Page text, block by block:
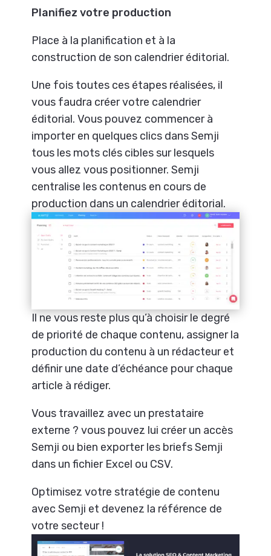
Planifiez votre production
Place à la planification et à la
construction de son calendrier éditorial.
Une fois toutes ces étapes réalisées, il
vous faudra créer votre calendrier
éditorial. Vous pouvez commencer à
importer en quelques clics dans Semji
tous les mots clés cibles sur lesquels
vous allez vous positionner. Semji
centralise les contenus en cours de
production dans un calendrier éditorial.
Il ne vous reste plus qu’à choisir le degré
de priorité de chaque contenu, assigner la
production du contenu à un rédacteur et
définir une date d’échéance pour chaque
article à rédiger.
Vous travaillez avec un prestataire
externe ? vous pouvez lui créer un accès
Semji ou bien exporter les briefs Semji
dans un fichier Excel ou CSV.
Optimisez votre stratégie de contenu
avec Semji et devenez la référence de
votre secteur !